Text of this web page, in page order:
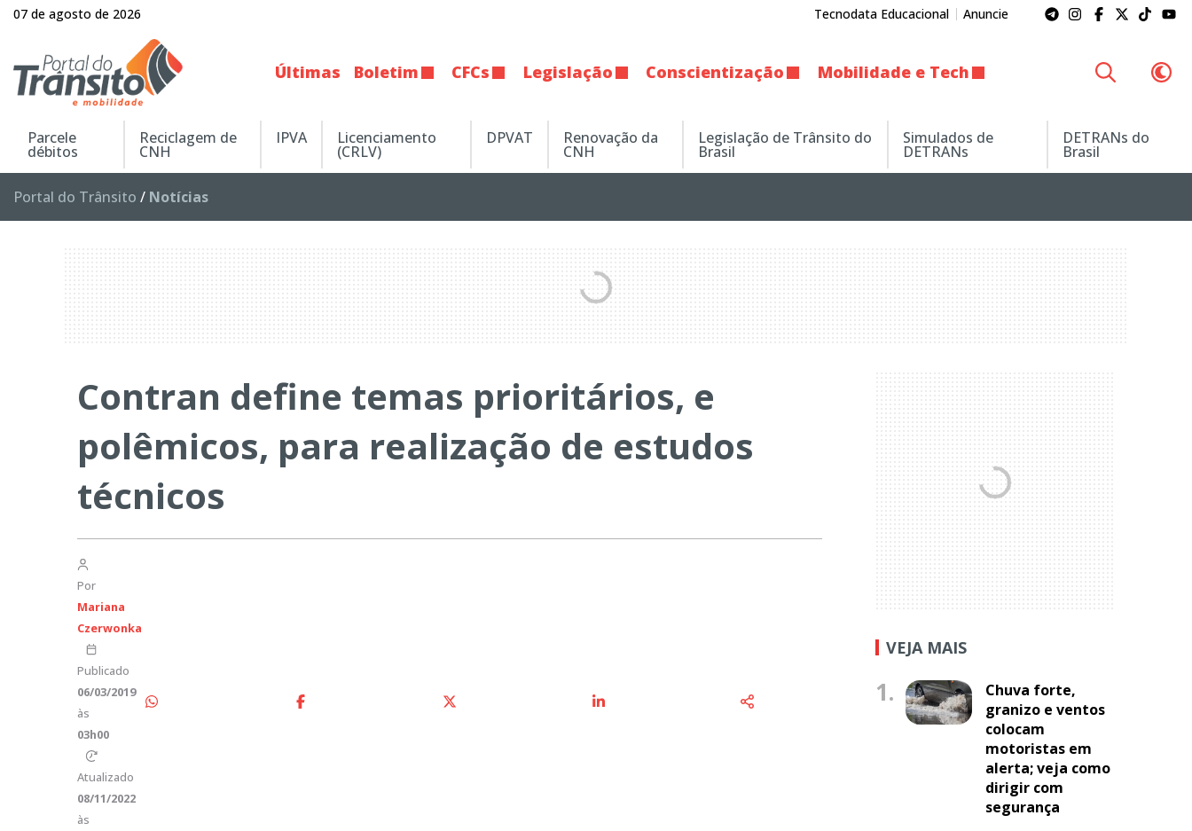
07 de agosto de 2026 Tecnodata Educacional Anuncie
Últimas Boletim CFCs Legislação Conscientização Mobilidade e Tech
Parcele
débitos
Reciclagem de
CNH
IPVA Licenciamento
(CRLV)
DPVAT Renovação da
CNH
Legislação de Trânsito do
Brasil
Simulados de
DETRANs
DETRANs do
Brasil
Portal do Trânsito / Notícias
Contran define temas prioritários, e
polêmicos, para realização de estudos
técnicos
Por
Mariana
Czerwonka
Publicado
06/03/2019
às
03h00
Atualizado
08/11/2022
às
VEJA MAIS
1.
Chuva forte,
granizo e ventos
colocam
motoristas em
alerta; veja como
dirigir com
segurança